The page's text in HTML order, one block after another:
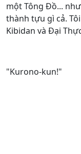
một Tông Đồ...
thành tựu gì cả.
Kibidan và Đại
"Kurono-kun!"